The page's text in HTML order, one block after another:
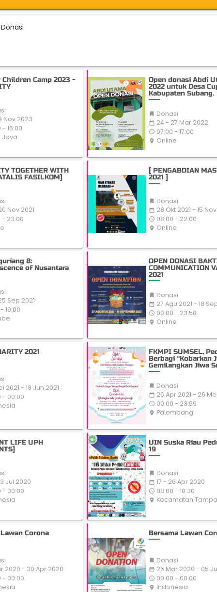
Children Camp 2023 -
Nov 2023
- 16:00
Jaya
Open donasi Abdi
2022 untuk Desa
Kabupaten Subang.
Donasi
date_range 24 - 27 Mar 2022
access_time 07:00 - 17:00
place Online
TOGETHER WITH
FASILKOM]
Nov 2021
- 23:00
[ PENGABDIAN
2021 ]
Donasi
date_range 28 Okt 2021 - 15
access_time 08:00 - 22:00
place Online
8:
of Nusantara
Sep 2021
19:00
OPEN DONASI
COMMUNICATION
2021
Donasi
date_range 27 Agu 2021 - 18
access_time 00:00 - 23:58
place Online
2021
2021 - 18 Jun 2021
- 00:00
FKMPI SUMSEL,
Berbagi “Kobarkan
Gemilangkan Jiwa
Donasi
date_range 26 Apr 2021 - 26
access_time 00:00 - 23:59
place Palembang
LIFE UPH
Jul 2020
- 00:00
UIN Suska Riau
19
Donasi
date_range 17 - 26 Apr 2020
access_time 08:00 - 10:30
place Kecamatan
Corona
2020 - 30 Apr 2020
- 00:00
Bersama Lawan
Donasi
date_range 26 Mar 2020 - 05
access_time 00:00 - 00:00
place Indonesia